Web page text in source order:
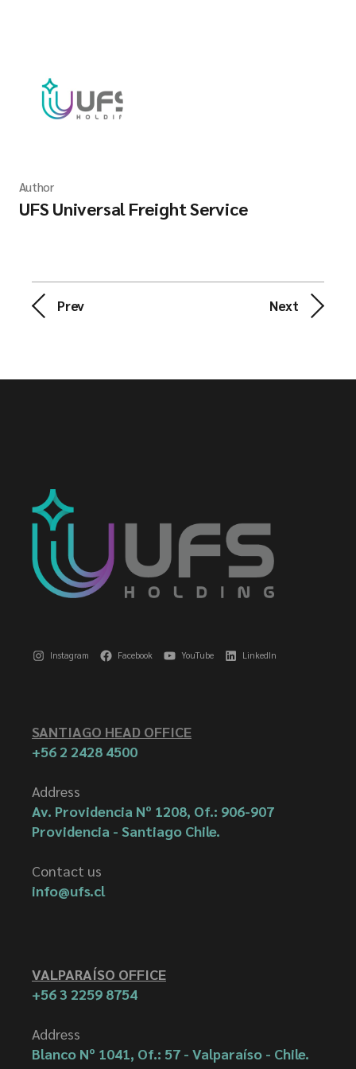
Author
UFS Universal Freight Service
Prev Next
Instagram Facebook YouTube LinkedIn
SANTIAGO HEAD OFFICE
+56 2 2428 4500
Address
Av. Providencia Nº 1208, Of.: 906-907
Providencia - Santiago Chile.
Contact us
info@ufs.cl
VALPARAÍSO OFFICE
+56 3 2259 8754
Address
Blanco Nº 1041, Of.: 57 - Valparaíso - Chile.